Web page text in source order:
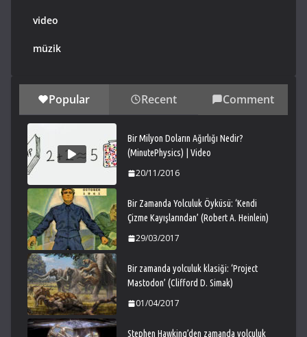
video
müzik
Popular Recent Comment
Bir Milyon Doların Ağırlığı Nedir?
(MinutePhysics) | Video
20/11/2016
Bir Zamanda Yolculuk Öyküsü: ‘Kendi
Çizme Kayışlarından’ (Robert A. Heinlein)
29/03/2017
Bir zamanda yolculuk klasiği: ‘Project
Mastodon’ (Clifford D. Simak)
01/04/2017
Stephen Hawking’den zamanda yolculuk